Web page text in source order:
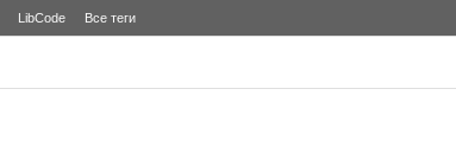
LibCode Все теги